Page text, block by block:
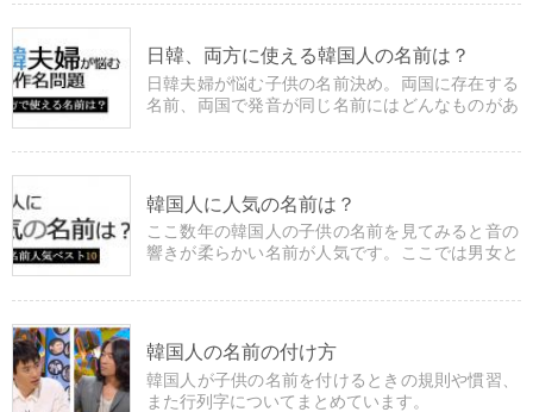
日韓、両方に使える韓国人の名前は？
日韓夫婦が悩む子供の名前決め。両国に存在する
名前、両国で発音が同じ名前にはどんなものがあ
韓国人に人気の名前は？
ここ数年の韓国人の子供の名前を見てみると音の
響きが柔らかい名前が人気です。ここでは男女と
韓国人の名前の付け方
韓国人が子供の名前を付けるときの規則や慣習、
また行列字についてまとめています。